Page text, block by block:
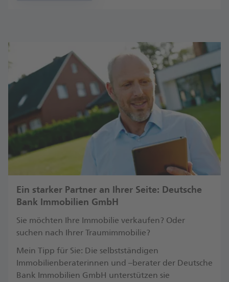
Ein starker Partner an Ihrer Seite: Deutsche
Bank Immobilien GmbH
Sie möchten Ihre Immobilie verkaufen? Oder
suchen nach Ihrer Traumimmobilie?
Mein Tipp für Sie: Die selbstständigen
Immobilienberaterinnen und –berater der Deutsche
Bank Immobilien GmbH unterstützen sie